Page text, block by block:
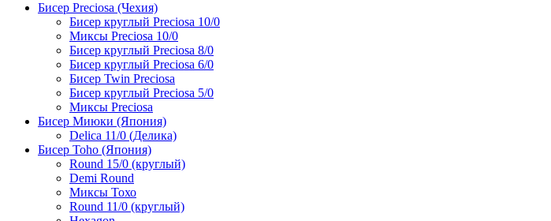
Бисер Preciosa (Чехия)
Бисер круглый Preciosa 10/0
Миксы Preciosa 10/0
Бисер круглый Preciosa 8/0
Бисер круглый Preciosa 6/0
Бисер Twin Preciosa
Бисер круглый Preciosa 5/0
Миксы Preciosa
Бисер Миюки (Япония)
Delica 11/0 (Делика)
Бисер Toho (Япония)
Round 15/0 (круглый)
Demi Round
Миксы Тохо
Round 11/0 (круглый)